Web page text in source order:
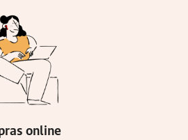
online